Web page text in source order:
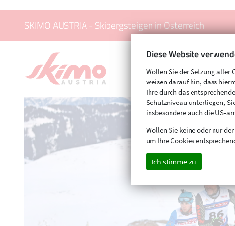
SKIMO AUSTRIA - Skibergsteigen in Österreich
Diese Website
Wollen Sie der Setzung aller
weisen darauf hin, dass
Ihre durch das
Schutzniveau unterliegen,
insbesondere auch die US-
Wollen Sie keine oder nur
um Ihre Cookies
Ich stimme zu